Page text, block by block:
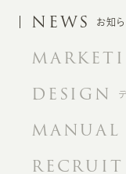
NEWS お知
DESIGN
MANUAL
RECRUIT